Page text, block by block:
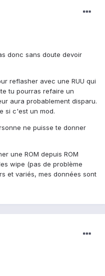
donc sans doute devoir
reflasher avec une RUU qui
tu pourras refaire un
aura probablement disparu.
si c'est un mod.
ne puisse te donner
une ROM depuis ROM
wipe (pas de problème
et variés, mes données sont